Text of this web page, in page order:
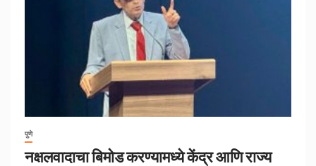
पुणे
नक्षलवादाचा बिमोड करण्यामध्ये केंद्र आणि राज्य